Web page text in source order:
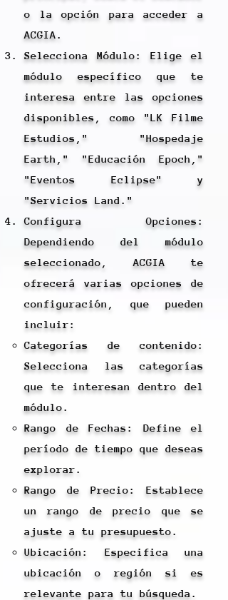
o la opción para acceder a
ACGIA.
Selecciona Módulo: Elige el
módulo específico que te
interesa entre las opciones
disponibles, como "LK Filme
Estudios," "Hospedaje
Earth," "Educación Epoch,"
"Eventos Eclipse" y
"Servicios Land."
Configura Opciones:
Dependiendo del módulo
seleccionado, ACGIA te
ofrecerá varias opciones de
configuración, que pueden
incluir:
Categorías de contenido:
Selecciona las categorías
que te interesan dentro del
módulo.
Rango de Fechas: Define el
período de tiempo que deseas
explorar.
Rango de Precio: Establece
un rango de precio que se
ajuste a tu presupuesto.
Ubicación: Especifica una
ubicación o región si es
relevante para tu búsqueda.